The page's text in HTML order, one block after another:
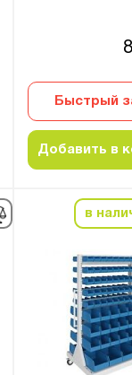
Быстрый
Добавить в
в